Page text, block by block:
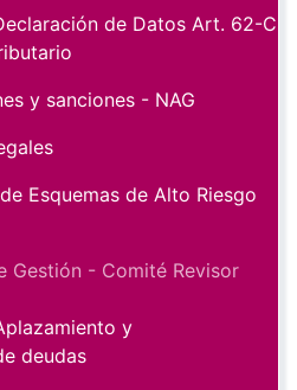
de Datos Art. 62-C
y sanciones - NAG
Esquemas de Alto Riesgo
Gestión - Comité Revisor
y
deudas